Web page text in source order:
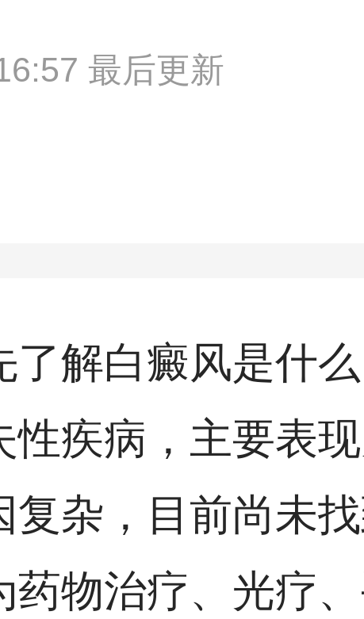
最后更新
了解白癜风是什
性疾病，主要表
复杂，目前尚未
药物治疗、光疗